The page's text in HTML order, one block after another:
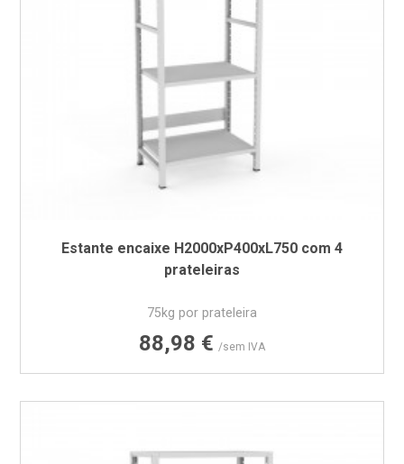
Estante encaixe H2000xP400xL750 com 4
prateleiras
75kg por prateleira
Preço
88,98 € /sem IVA